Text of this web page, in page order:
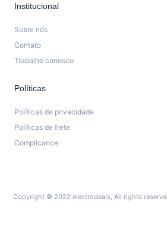
Institucional
Sobre nós
Contato
Trabalhe conosco
Políticas
Políticas de privacidade
Políticas de frete
Complicance
Copyright © 2022 electrodeals, All rights